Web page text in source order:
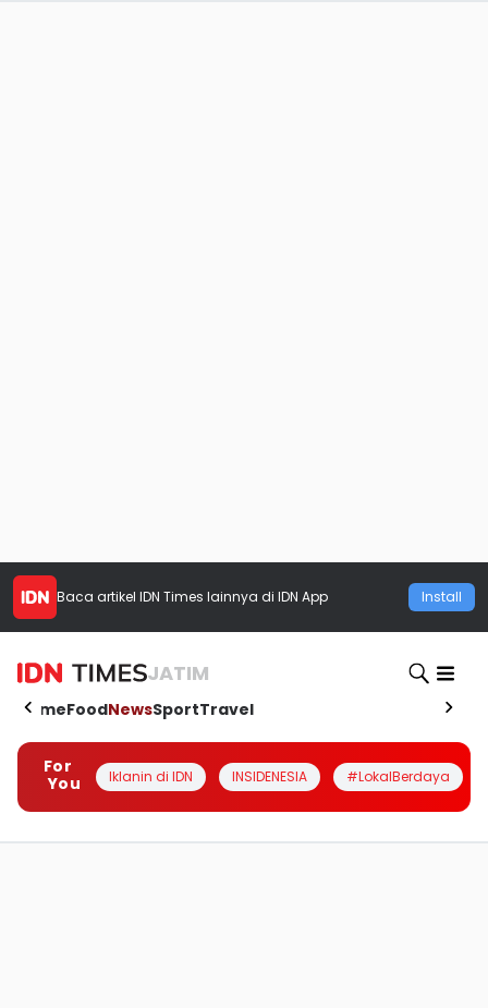
Baca artikel IDN Times lainnya di IDN App Install
JATIM
HomeFoodNewsSportTravel
For
You
Iklanin di IDN INSIDENESIA #LokalBerdaya